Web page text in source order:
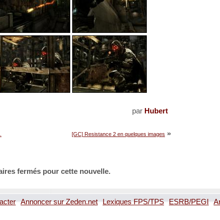
par Hubert
[GC] Resistance 2 en quelques images »
fermés pour cette nouvelle.
Annoncer sur Zeden.net Lexiques FPS/TPS ESRB/PEGI